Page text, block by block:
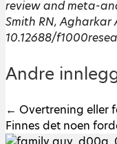
review and meta-
Smith RN, Agharkar
10.12688/
Andre
← Overtrening eller
Finnes det noen